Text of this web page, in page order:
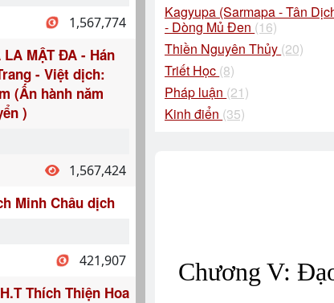
1,567,774
MẬT ĐA - Hán
- Việt dịch:
(Ấn hành năm
)
1,567,424
Minh Châu dịch
421,907
Thích Thiện Hoa
Kagyupa (Sarmapa - Tân
- Dòng Mủ Đen (16)
Thiền Nguyên Thủy (20)
Triết Học (8)
Pháp luận (21)
Kinh điển (35)
Chương V: